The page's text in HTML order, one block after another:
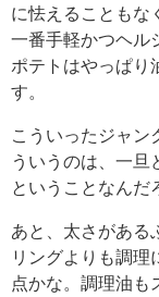
に怯えることもな
一番手軽かつヘル
ポテトはやっぱり
す。
こういったジャン
ういうのは、一旦
ということなんだ
あと、太さがある
リングよりも調理
点かな。調理油も